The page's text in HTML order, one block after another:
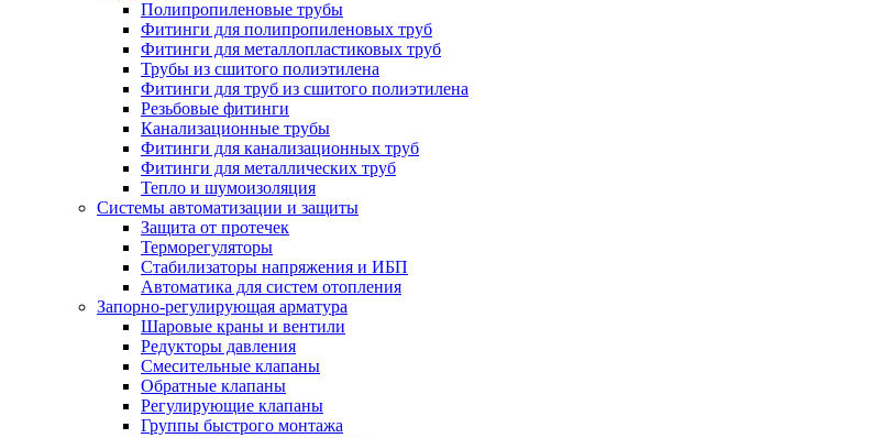
Полипропиленовые трубы
Фитинги для полипропиленовых труб
Фитинги для металлопластиковых труб
Трубы из сшитого полиэтилена
Фитинги для труб из сшитого полиэтилена
Резьбовые фитинги
Канализационные трубы
Фитинги для канализационных труб
Фитинги для металлических труб
Тепло и шумоизоляция
Системы автоматизации и защиты
Защита от протечек
Терморегуляторы
Стабилизаторы напряжения и ИБП
Автоматика для систем отопления
Запорно-регулирующая арматура
Шаровые краны и вентили
Редукторы давления
Смесительные клапаны
Обратные клапаны
Регулирующие клапаны
Группы быстрого монтажа